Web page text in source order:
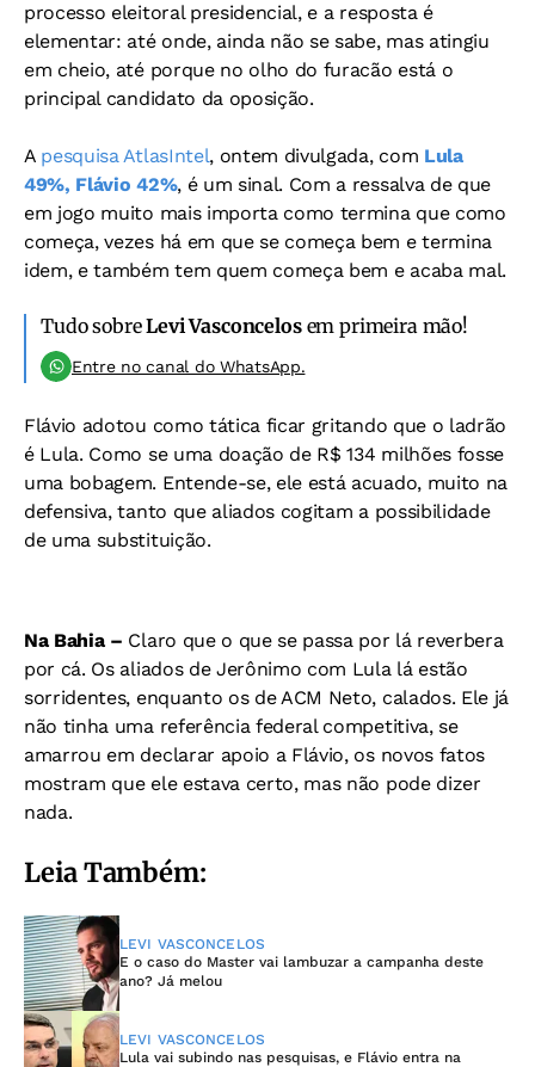
processo eleitoral presidencial, e a resposta é
elementar: até onde, ainda não se sabe, mas atingiu
em cheio, até porque no olho do furacão está o
principal candidato da oposição.
A pesquisa AtlasIntel, ontem divulgada, com Lula
49%, Flávio 42%, é um sinal. Com a ressalva de que
em jogo muito mais importa como termina que como
começa, vezes há em que se começa bem e termina
idem, e também tem quem começa bem e acaba mal.
Tudo sobreLevi Vasconcelosem primeira mão!
Entre no canal do WhatsApp.
Flávio adotou como tática ficar gritando que o ladrão
é Lula. Como se uma doação de R$ 134 milhões fosse
uma bobagem. Entende-se, ele está acuado, muito na
defensiva, tanto que aliados cogitam a possibilidade
de uma substituição.
Na Bahia – Claro que o que se passa por lá reverbera
por cá. Os aliados de Jerônimo com Lula lá estão
sorridentes, enquanto os de ACM Neto, calados. Ele já
não tinha uma referência federal competitiva, se
amarrou em declarar apoio a Flávio, os novos fatos
mostram que ele estava certo, mas não pode dizer
nada.
Leia Também:
LEVI VASCONCELOS
E o caso do Master vai lambuzar a campanha deste
ano? Já melou
LEVI VASCONCELOS
Lula vai subindo nas pesquisas, e Flávio entra na